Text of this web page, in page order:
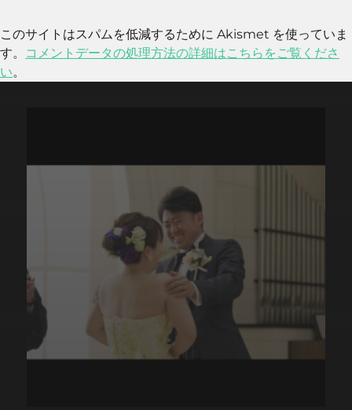
このサイトはスパムを低減するために Akismet を使っていま
す。
コメントデータの処理方法の詳細はこちらをご覧くださ
い。